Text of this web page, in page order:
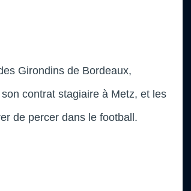
Girondins de Bordeaux,
contrat stagiaire à Metz, et les
de percer dans le football.